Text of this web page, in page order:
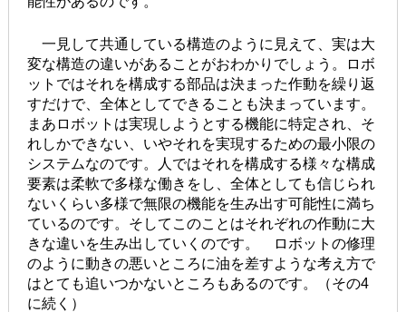
一見して共通している構造のように見えて、実は大
変な構造の違いがあることがおわかりでしょう。ロボ
ットではそれを構成する部品は決まった作動を繰り返
すだけで、全体としてできることも決まっています。
まあロボットは実現しようとする機能に特定され、そ
れしかできない、いやそれを実現するための最小限の
システムなのです。人ではそれを構成する様々な構成
要素は柔軟で多様な働きをし、全体としても信じられ
ないくらい多様で無限の機能を生み出す可能性に満ち
ているのです。そしてこのことはそれぞれの作動に大
きな違いを生み出していくのです。 ロボットの修理
のように動きの悪いところに油を差すような考え方で
はとても追いつかないところもあるのです。（その4
に続く）